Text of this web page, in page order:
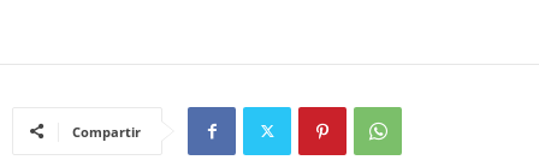
Compartir